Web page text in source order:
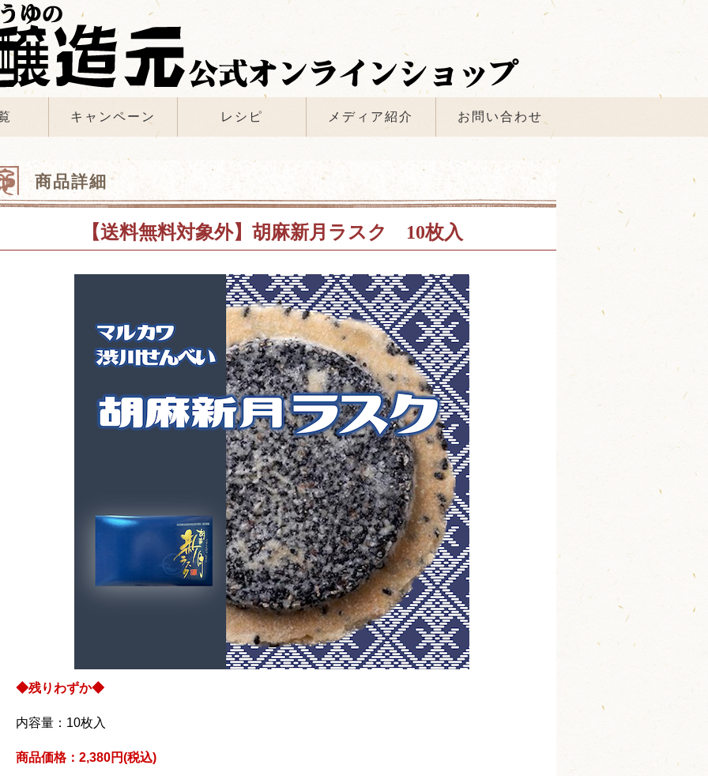
キャンペーン レシピ メディア紹介 お問い合わせ
商品詳細
【送料無料対象外】胡麻新月ラスク 10枚入
◆残りわずか◆
内容量：10枚入
商品価格：2,380円(税込)